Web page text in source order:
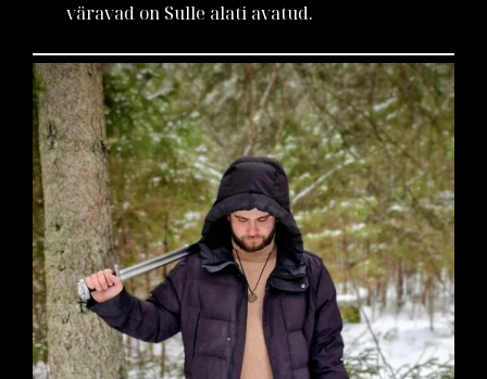
väravad on Sulle alati avatud.